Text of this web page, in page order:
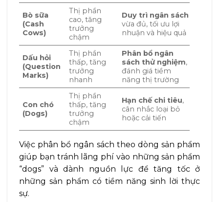
Bò sữa
(Cash
Cows)
Thị phần
cao, tăng
trưởng
chậm
Duy trì ngân sách
vừa đủ, tối ưu lợi
nhuận và hiệu quả
Dấu hỏi
(Question
Marks)
Thị phần
thấp, tăng
trưởng
nhanh
Phân bổ ngân
sách thử nghiệm,
đánh giá tiềm
năng thị trường
Con chó
(Dogs)
Thị phần
thấp, tăng
trưởng
chậm
Hạn chế chi tiêu,
cân nhắc loại bỏ
hoặc cải tiến
Việc phân bổ ngân sách theo dòng sản phẩm
giúp bạn tránh lãng phí vào những sản phẩm
“dogs” và dành nguồn lực để tăng tốc ở
những sản phẩm có tiềm năng sinh lời thực
sự.